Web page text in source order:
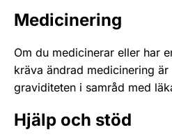
Medicinering
Om du medicinerar eller har
kräva ändrad medicinering
graviditeten i samråd med
Hjälp och stöd